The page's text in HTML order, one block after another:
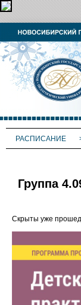
РАСПИСАНИЕ
Группа
Скрыты уже